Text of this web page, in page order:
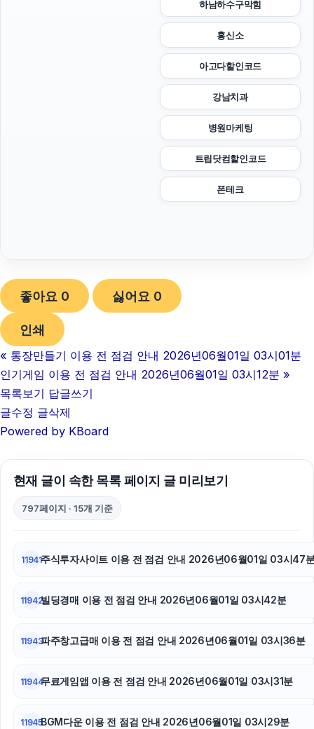
하남하수구막힘
흥신소
아고다할인코드
강남치과
병원마케팅
트립닷컴할인코드
폰테크
좋아요 0 싫어요 0
인쇄
« 통장만들기 이용 전 점검 안내 2026년06월01일 03시01분
인기게임 이용 전 점검 안내 2026년06월01일 03시12분 »
목록보기 답글쓰기
글수정 글삭제
Powered by KBoard
현재 글이 속한 목록 페이지 글 미리보기
797페이지 · 15개 기준
11941주식투자사이트 이용 전 점검 안내 2026년06월01일 03시47
11942빌딩경매 이용 전 점검 안내 2026년06월01일 03시42분
11943파주창고급매 이용 전 점검 안내 2026년06월01일 03시36분
11944무료게임앱 이용 전 점검 안내 2026년06월01일 03시31분
11945BGM다운 이용 전 점검 안내 2026년06월01일 03시29분